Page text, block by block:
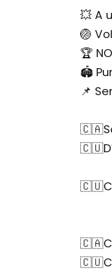
💥 A
🏐
🏆
🏟
📌